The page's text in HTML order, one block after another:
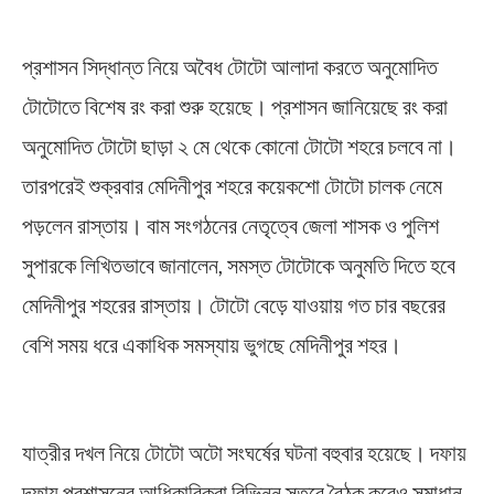
প্রশাসন সিদ্ধান্ত নিয়ে অবৈধ টোটো আলাদা করতে অনুমোদিত
টোটোতে বিশেষ রং করা শুরু হয়েছে। প্রশাসন জানিয়েছে রং করা
অনুমোদিত টোটো ছাড়া ২ মে থেকে কোনো টোটো শহরে চলবে না।
তারপরেই শুক্রবার মেদিনীপুর শহরে কয়েকশো টোটো চালক নেমে
পড়লেন রাস্তায়। বাম সংগঠনের নেতৃত্বে জেলা শাসক ও পুলিশ
সুপারকে লিখিতভাবে জানালেন, সমস্ত টোটোকে অনুমতি দিতে হবে
মেদিনীপুর শহরের রাস্তায়। টোটো বেড়ে যাওয়ায় গত চার বছরের
বেশি সময় ধরে একাধিক সমস্যায় ভুগছে মেদিনীপুর শহর।
যাত্রীর দখল নিয়ে টোটো অটো সংঘর্ষের ঘটনা বহুবার হয়েছে। দফায়